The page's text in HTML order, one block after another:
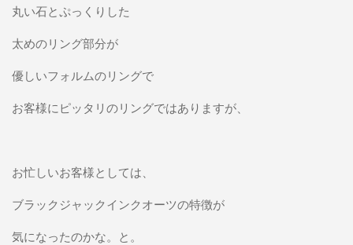
丸い石とぷっくりした
太めのリング部分が
優しいフォルムのリングで
お客様にピッタリのリングではありますが、
お忙しいお客様としては、
ブラックジャックインクオーツの特徴が
気になったのかな。と。